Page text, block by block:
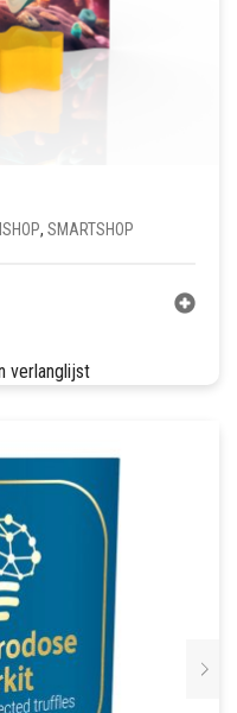
, SMARTSHOP
verlanglijst